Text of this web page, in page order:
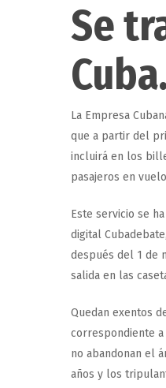
Hit enter to
Se
Cuba.
La Empresa
que a partir del
incluirá en los
pasajeros en
Este servicio se
digital
después del 1 de
salida en las
Quedan exentos
correspondiente
no abandonan el
años y los